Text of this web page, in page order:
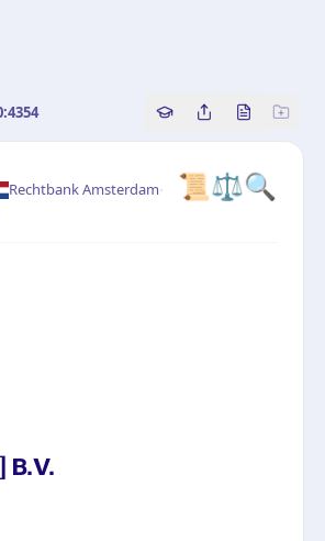
Copy source
Share this
Bekijk
📜⚖️🔍
Rechtbank Amsterdam·
B.V.